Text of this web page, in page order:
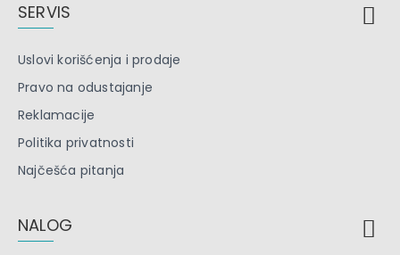
SERVIS
Uslovi korišćenja i prodaje
Pravo na odustajanje
Reklamacije
Politika privatnosti
Najčešća pitanja
NALOG